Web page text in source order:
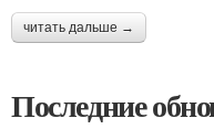
читать дальше →
Последние